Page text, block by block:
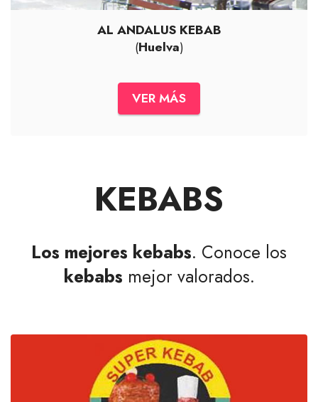
AL ANDALUS KEBAB
(Huelva)
VER MÁS
KEBABS
Los mejores kebabs. Conoce los
kebabs mejor valorados.